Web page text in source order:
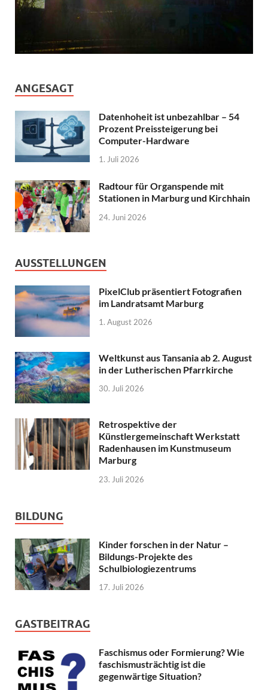
ANGESAGT
Datenhoheit ist unbezahlbar – 54
Prozent Preissteigerung bei
Computer-Hardware
1. Juli 2026
Radtour für Organspende mit
Stationen in Marburg und Kirchhain
24. Juni 2026
AUSSTELLUNGEN
PixelClub präsentiert Fotografien
im Landratsamt Marburg
1. August 2026
Weltkunst aus Tansania ab 2. August
in der Lutherischen Pfarrkirche
30. Juli 2026
Retrospektive der
Künstlergemeinschaft Werkstatt
Radenhausen im Kunstmuseum
Marburg
23. Juli 2026
BILDUNG
Kinder forschen in der Natur –
Bildungs-Projekte des
Schulbiologiezentrums
17. Juli 2026
GASTBEITRAG
Faschismus oder Formierung? Wie
faschismusträchtig ist die
gegenwärtige Situation?